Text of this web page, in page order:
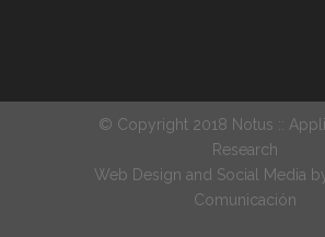
© Copyright 2018 Notus ::
Research
Web Design and Social Media
Comunicación